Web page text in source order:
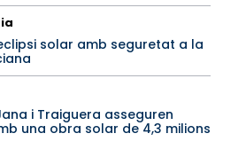
solar amb seguretat a la
i Traiguera asseguren
una obra solar de 4,3 milions